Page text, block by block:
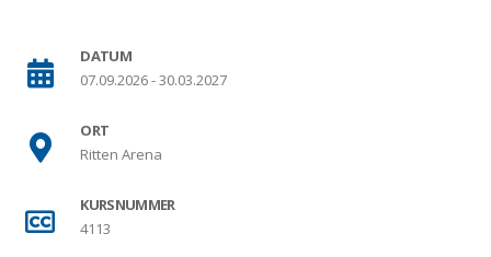
DATUM
07.09.2026 - 30.03.2027
ORT
Ritten Arena
KURSNUMMER
4113